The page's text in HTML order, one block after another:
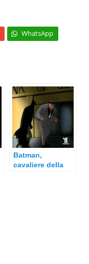
WhatsApp
Batman,
cavaliere della